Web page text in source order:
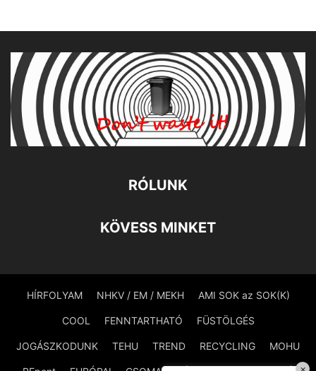
RÓLUNK
KÖVESS MINKET
HÍRFOLYAM NHKV / EM / MEKH AMI SOK az SOK(K)
COOL FENNTARTHATÓ FÜSTÖLGÉS
JOGÁSZKODUNK TEHU TREND RECYCLING MOHU
×